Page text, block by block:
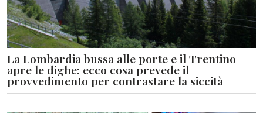
La Lombardia bussa alle porte e il Trentino
apre le dighe: ecco cosa prevede il
provvedimento per contrastare la siccità